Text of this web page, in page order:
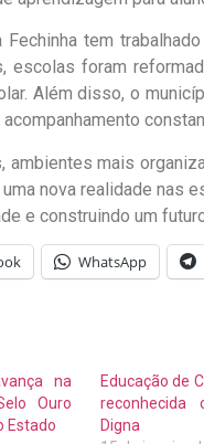
tem
escolas foram
Além disso, o
ambientes mais
nova realidade nas
e construindo um
WhatsApp
na
Ouro
Estado
Educação de
reconhecida
Digna